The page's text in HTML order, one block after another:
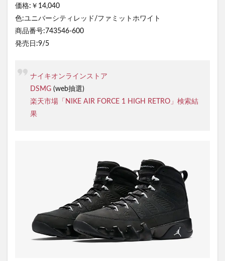
価格:￥14,040
色:ユニバーシティレッド/ファミットホワイト
商品番号:743546-600
発売日:9/5
ナイキオンラインストア
DSMG (web抽選)
楽天市場「NIKE AIR FORCE 1 HIGH RETRO」検索結
果